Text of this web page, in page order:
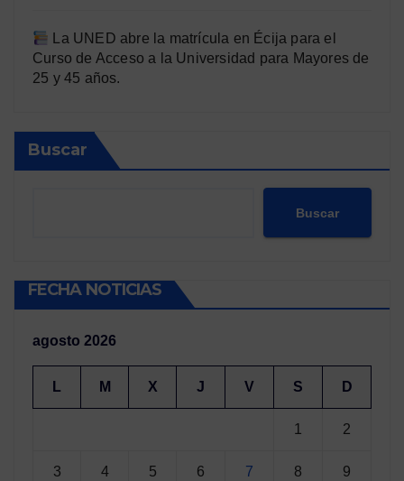
La UNED abre la matrícula en Écija para el
Curso de Acceso a la Universidad para Mayores de
25 y 45 años.
Buscar
Buscar
FECHA NOTICIAS
agosto 2026
L M X J V S D
1 2
3 4 5 6 7 8 9